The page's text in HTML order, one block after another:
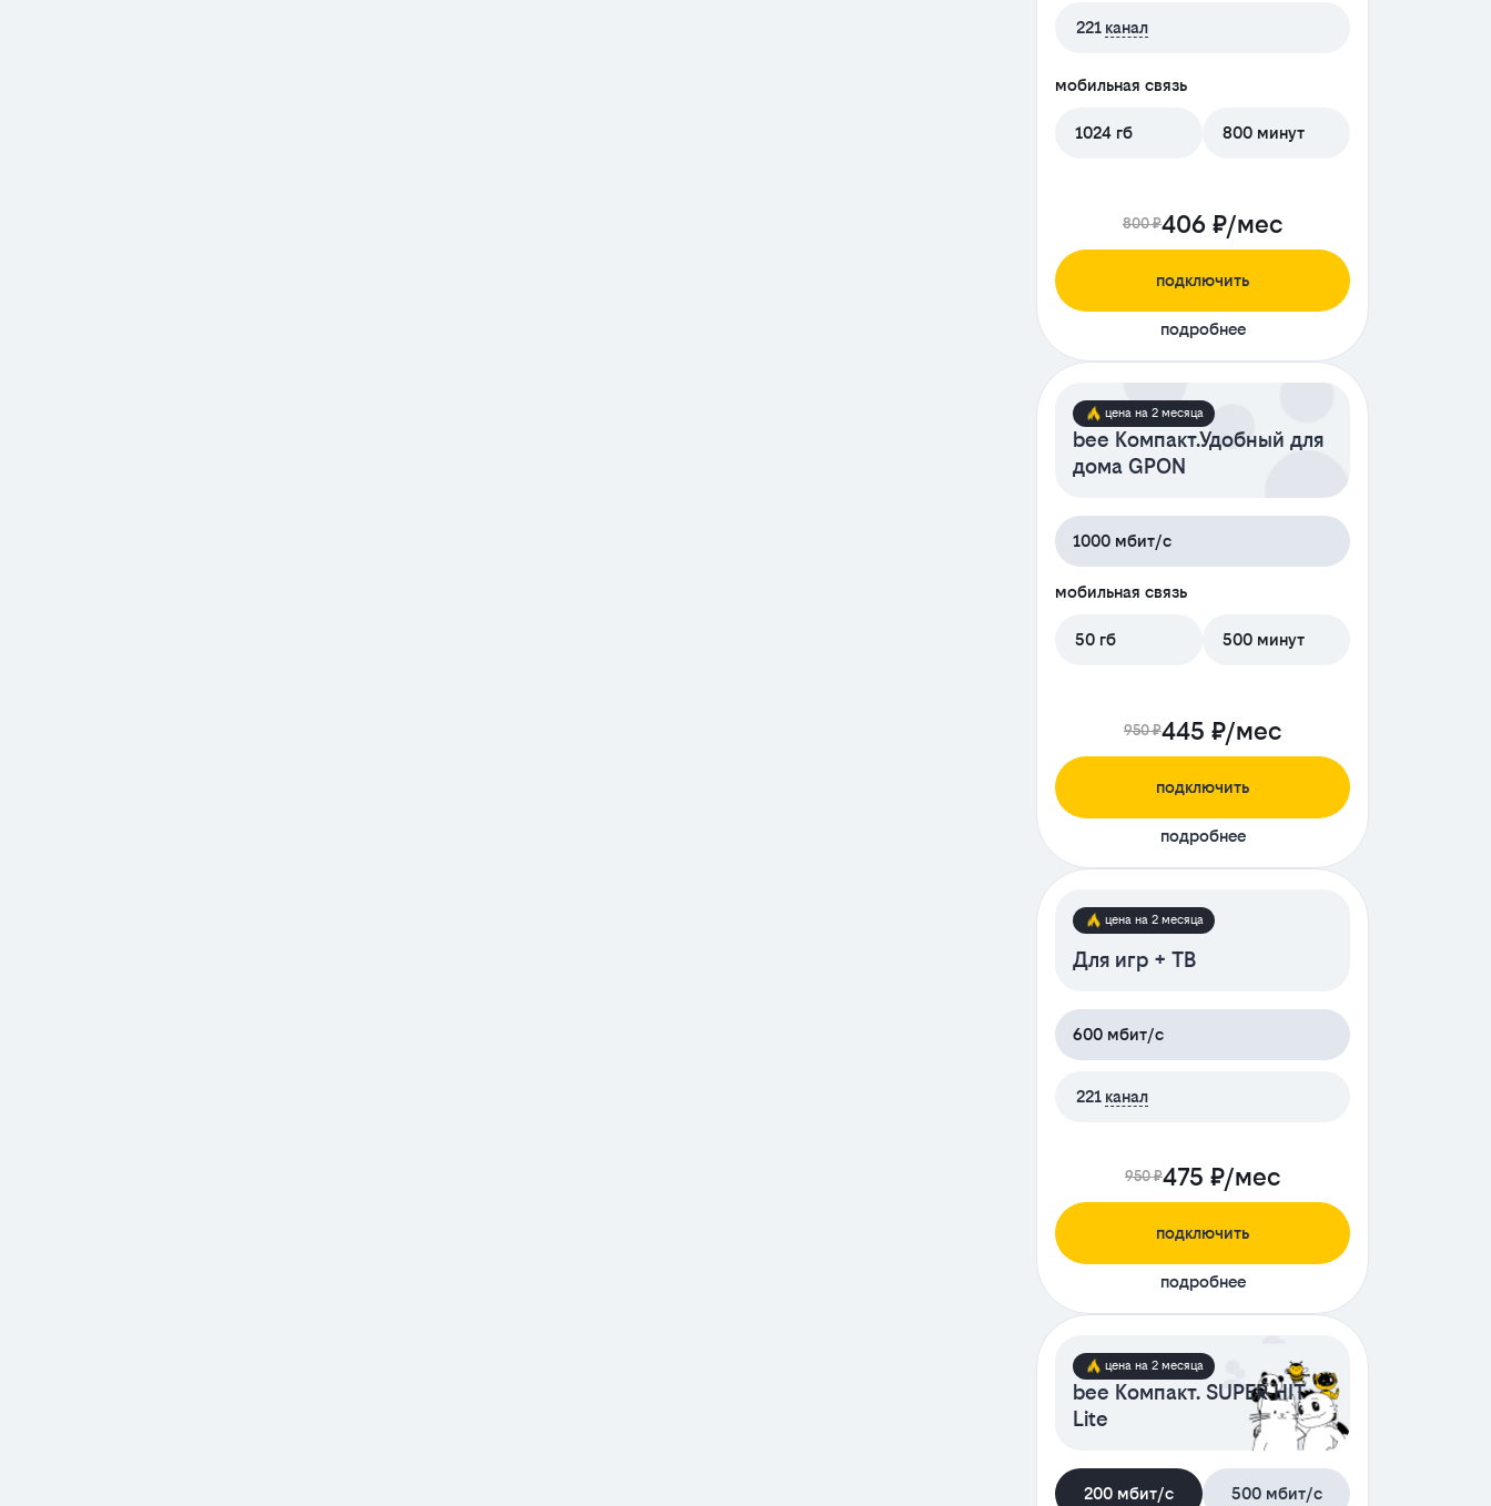
221 канал
мобильная связь
1024 гб 800 минут
800 ₽406 ₽/мес
подключить
подробнее
цена на 2 месяца
bee Компакт.Удобный для
дома GPON
1000 мбит/с
мобильная связь
50 гб 500 минут
950 ₽445 ₽/мес
подключить
подробнее
цена на 2 месяца
Для игр + ТВ
600 мбит/с
221 канал
950 ₽475 ₽/мес
подключить
подробнее
цена на 2 месяца
bee Компакт. SUPER HIT
Lite
200 мбит/с 500 мбит/с